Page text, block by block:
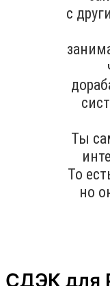
с
Ты
То
но
СДЭК для